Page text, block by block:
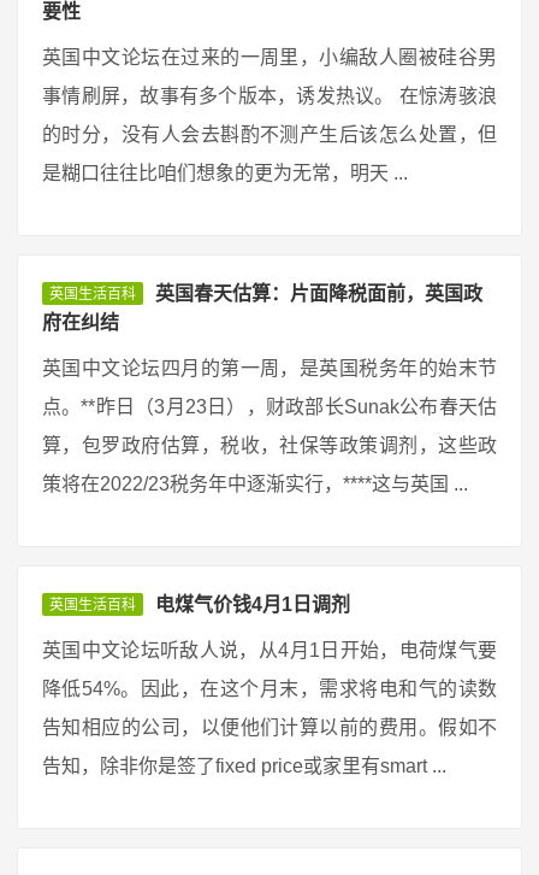
要性
英国中文论坛在过来的一周里，小编敌人圈被硅谷男
事情刷屏，故事有多个版本，诱发热议。 在惊涛骇浪
的时分，没有人会去斟酌不测产生后该怎么处置，但
是糊口往往比咱们想象的更为无常，明天 ...
英国生活百科
英国春天估算：片面降税面前，英国政
府在纠结
英国中文论坛四月的第一周，是英国税务年的始末节
点。**昨日（3月23日），财政部长Sunak公布春天估
算，包罗政府估算，税收，社保等政策调剂，这些政
策将在2022/23税务年中逐渐实行，****这与英国 ...
英国生活百科 电煤气价钱4月1日调剂
英国中文论坛听敌人说，从4月1日开始，电荷煤气要
降低54%。因此，在这个月末，需求将电和气的读数
告知相应的公司，以便他们计算以前的费用。假如不
告知，除非你是签了fixed price或家里有smart ...